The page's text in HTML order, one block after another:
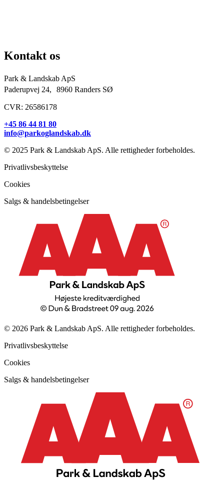
Kontakt os
Park & Landskab ApS
Paderupvej 24, 8960 Randers SØ
CVR: 26586178
+45 86 44 81 80
info@parkoglandskab.dk
© 2025 Park & Landskab ApS. Alle rettigheder forbeholdes.
Privatlivsbeskyttelse
Cookies
Salgs & handelsbetingelser
© 2026 Park & Landskab ApS. Alle rettigheder forbeholdes.
Privatlivsbeskyttelse
Cookies
Salgs & handelsbetingelser